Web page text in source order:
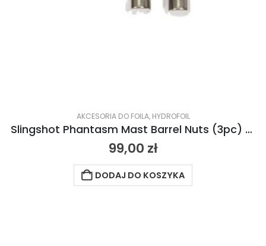
AKCESORIA DO FOILA, HYDROFOIL
Slingshot Phantasm Mast Barrel Nuts (3pc) 2023
99,00 zł
DODAJ DO KOSZYKA